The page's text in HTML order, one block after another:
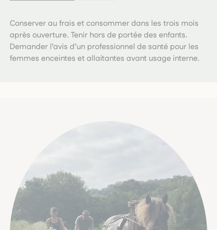
Conserver au frais et consommer dans les trois mois
après ouverture. Tenir hors de portée des enfants.
Demander l’avis d’un professionnel de santé pour les
femmes enceintes et allaitantes avant usage interne.